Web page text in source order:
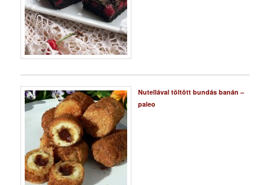
Nutellával töltött bundás banán –
paleo